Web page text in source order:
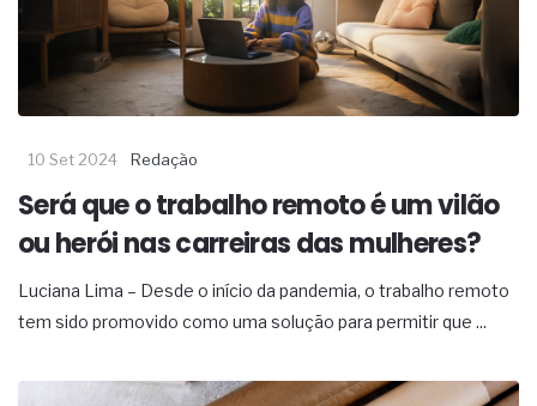
10 Set 2024 Redação
Será que o trabalho remoto é um vilão
ou herói nas carreiras das mulheres?
Luciana Lima – Desde o início da pandemia, o trabalho remoto
tem sido promovido como uma solução para permitir que ...